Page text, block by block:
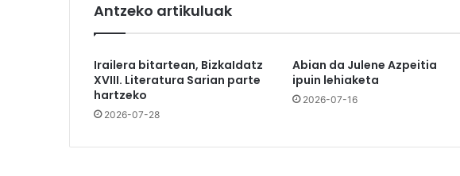
Antzeko artikuluak
Irailera bitartean, BizkaIdatz
XVIII. Literatura Sarian parte
hartzeko
2026-07-28
Abian da Julene Azpeitia
ipuin lehiaketa
2026-07-16